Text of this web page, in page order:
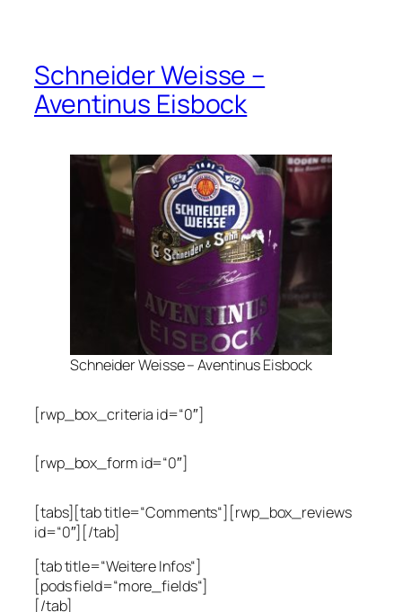
Schneider Weisse –
Aventinus Eisbock
Schneider Weisse – Aventinus Eisbock
[rwp_box_criteria id=“0″]
[rwp_box_form id=“0″]
[tabs][tab title=“Comments“][rwp_box_reviews
id=“0″][/tab]
[tab title=“Weitere Infos“]
[pods field=“more_fields“]
[/tab]